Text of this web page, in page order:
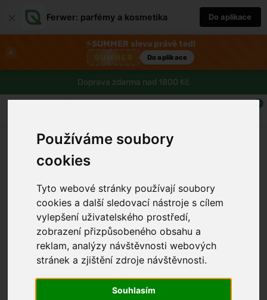
Používáme soubory
cookies
Tyto webové stránky používají soubory
cookies a další sledovací nástroje s cílem
vylepšení uživatelského prostředí,
zobrazení přizpůsobeného obsahu a
reklam, analýzy návštěvnosti webových
stránek a zjištění zdroje návštěvnosti.
Souhlasím
Ferwer: parfémy a kosmetika Do aplikace
×
⚡SUMMER sleva právě teď!
Do aplikace
Doprava zdarma nad 1800 Kč
0